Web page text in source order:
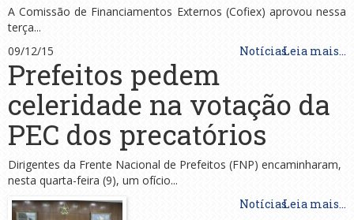
A Comissão de Financiamentos Externos (Cofiex) aprovou nessa
terça...
NotíciasLeia mais...
09/12/15
Prefeitos pedem
celeridade na votação da
PEC dos precatórios
Dirigentes da Frente Nacional de Prefeitos (FNP) encaminharam,
nesta quarta-feira (9), um ofício...
NotíciasLeia mais...